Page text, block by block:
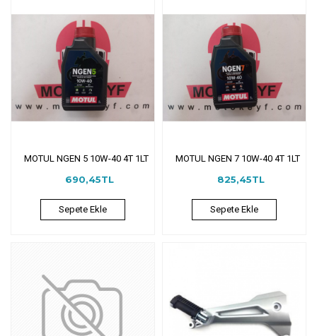
MOTUL NGEN 5 10W-40 4T 1LT
690,45TL
Sepete Ekle
MOTUL NGEN 7 10W-40 4T 1LT
825,45TL
Sepete Ekle